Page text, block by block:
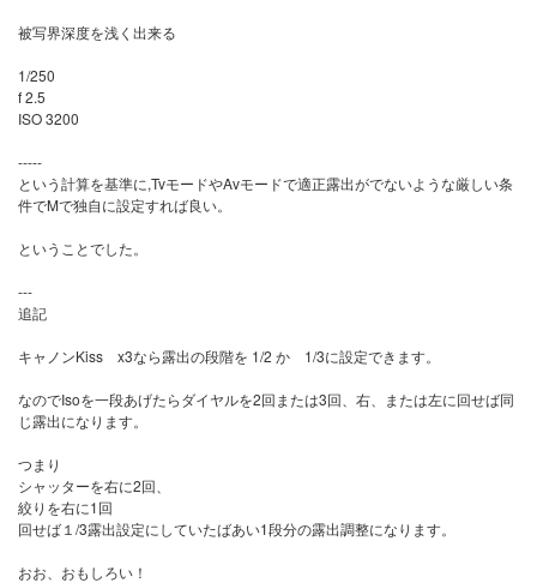
被写界深度を浅く出来る
1/250
f 2.5
ISO 3200
-----
という計算を基準に,TvモードやAvモードで適正露出がでないような厳しい条
件でMで独自に設定すれば良い。
ということでした。
---
追記
キャノンKiss x3なら露出の段階を 1/2 か 1/3に設定できます。
なのでIsoを一段あげたらダイヤルを2回または3回、右、または左に回せば同
じ露出になります。
つまり
シャッターを右に2回、
絞りを右に1回
回せば１/3露出設定にしていたばあい1段分の露出調整になります。
おお、おもしろい！